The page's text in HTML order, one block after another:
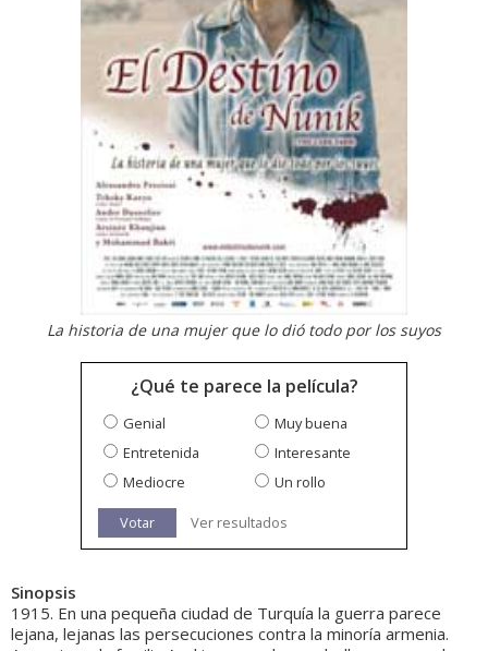
La historia de una mujer que lo dió todo por los suyos
¿Qué te parece la película?
Genial
Muy buena
Entretenida
Interesante
Mediocre
Un rollo
Votar Ver resultados
Sinopsis
1915. En una pequeña ciudad de Turquía la guerra parece
lejana, lejanas las persecuciones contra la minoría armenia.